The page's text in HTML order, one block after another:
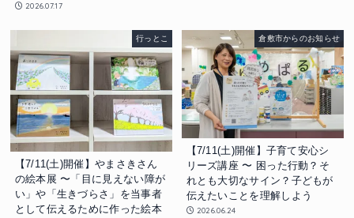
2026.07.17
行っとこ
【7/11(土)開催】やまさきさん
の絵本展 〜「目に見えない障が
い」や「生きづらさ」を当事者
として伝えるために作った絵本
倉敷市からのお知らせ
【7/11(土)開催】子育て安心シ
リーズ講座 〜 困った行動？そ
れとも大切なサイン？子どもが
伝えたいことを理解しよう
2026.06.24